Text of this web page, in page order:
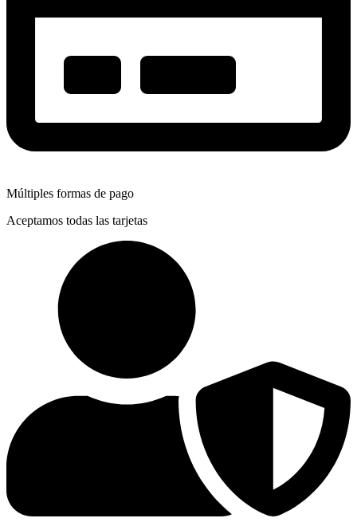
Múltiples formas de pago
Aceptamos todas las tarjetas